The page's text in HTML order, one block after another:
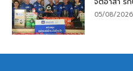
05/08/2026